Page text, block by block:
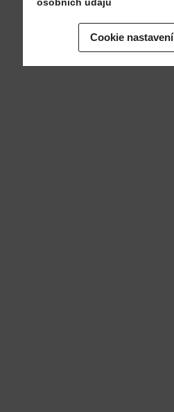
Cookie nastavení